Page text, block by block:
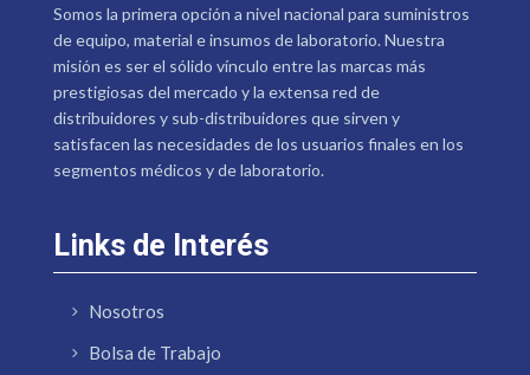
Somos la primera opción a nivel nacional para suministros
de equipo, material e insumos de laboratorio. Nuestra
misión es ser el sólido vínculo entre las marcas más
prestigiosas del mercado y la extensa red de
distribuidores y sub-distribuidores que sirven y
satisfacen las necesidades de los usuarios finales en los
segmentos médicos y de laboratorio.
Links de Interés
Nosotros
Bolsa de Trabajo